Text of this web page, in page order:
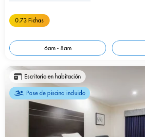
0.73 Fichas
6am - 8am
Escritorio en habitación
Pase de piscina incluido